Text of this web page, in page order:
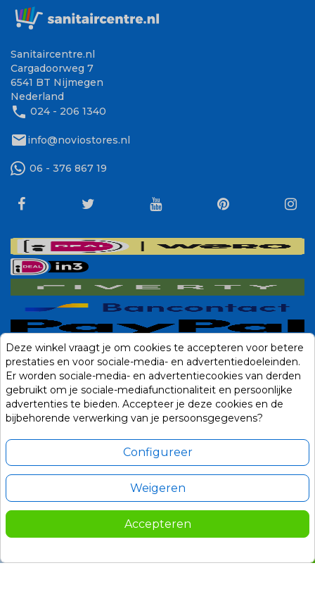
Sanitaircentre.nl
Cargadoorweg 7
6541 BT Nijmegen
Nederland
phone 024 - 206 1340
mailinfo@noviostores.nl
06 - 376 867 19
Deze winkel vraagt je om cookies te accepteren voor betere
prestaties en voor sociale-media- en advertentiedoeleinden.
Er worden sociale-media- en advertentiecookies van derden
gebruikt om je sociale-mediafunctionaliteit en persoonlijke
advertenties te bieden. Accepteer je deze cookies en de
bijbehorende verwerking van je persoonsgegevens?
Configureer
Weigeren
Accepteren